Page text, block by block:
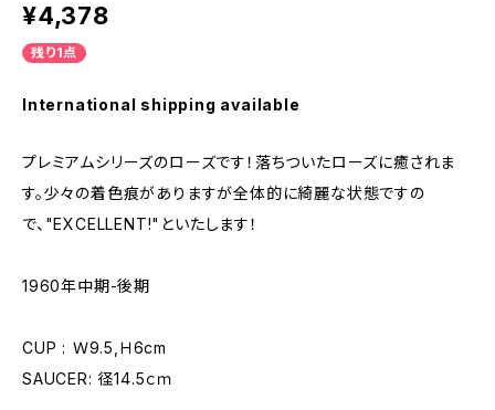
¥4,378
残り1点
International shipping available
プレミアムシリーズのローズです！落ちついたローズに癒されま
す。少々の着色痕がありますが全体的に綺麗な状態ですの
で、"EXCELLENT!"といたします！
1960年中期-後期
CUP : Ｗ9.5,Ｈ6cm
SAUCER: 径14.5ｃｍ